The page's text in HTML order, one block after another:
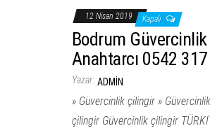
12 Nisan 2019 Kapalı
Bodrum
Anahtarcı 0542
Yazar: ADMIN
» Güvercinlik çilingir »
çilingir Güvercinlik çilingir